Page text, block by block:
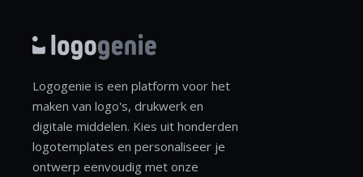
Logogenie is een platform voor het
maken van logo's, drukwerk en
digitale middelen. Kies uit honderden
logotemplates en personaliseer je
ontwerp eenvoudig met onze